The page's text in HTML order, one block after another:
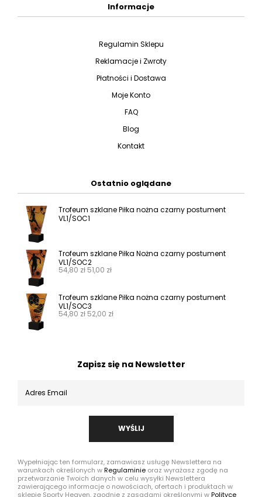
Informacje
Regulamin Sklepu
Reklamacje i Zwroty
Płatności i Dostawa
Moje Konto
FAQ
Blog
Kontakt
Ostatnio oglądane
Trofeum szklane Piłka nożna czarny postument
VL1/SOC1
Trofeum szklane Piłka Nożna czarny postument
VL1/SOC2
54,80 zł 51,00 zł
Trofeum szklane Piłka nożna czarny postument
VL1/SOC3
54,80 zł 52,00 zł
Zapisz się na Newsletter
WYŚLIJ
Wypełniając ten formularz, zamawiasz usługę Newslettera na
warunkach określonych wRegulaminie oraz wyrażasz zgodę na
przetwarzanie Twoich danych w celu wysyłki Newslettera
zawierającego informacje o nowościach, ofertach i produktach w
sklepie Sporty Heaven, zgodnie z zasadami określonymi wPolityce